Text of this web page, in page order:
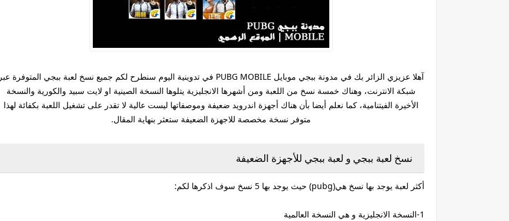
آهلا عزيزي الزائر بك في مدونة ببجي موبايل PUBG MOBILE في تدوينية اليوم سنطرح لكم جميع نسخ لعبة ببجي المتوفرة عبر
شبكة الانترنت، وهناك خمسة نسخ من اللعبة ومن أشهرها الانجليزية يتلوها النسخة الصينية او لايت سبيد والكورية والنسخة
الأخيرة الفيتنامية، كما نعلم أيضا بأن هناك أجهزة اندرويد ضعيفة وموصفاتها ليست عالية لا تقدر على تشغيل اللعبة بكفائة لهذا
متوفر نسخة مخصصة للاجهزة الضعيفة ستعثر بنهاية المقال.
نسخ لعبة ببجي و لعبة ببجي للأجهزة الضعيفة
أكثر لعبة يوجد بها نسخ هي(pubg) حيث يوجد بها 5 نسخ سوف اذكرها لكم:
1-النسخة الانجليزية و هي النسخة العالمية